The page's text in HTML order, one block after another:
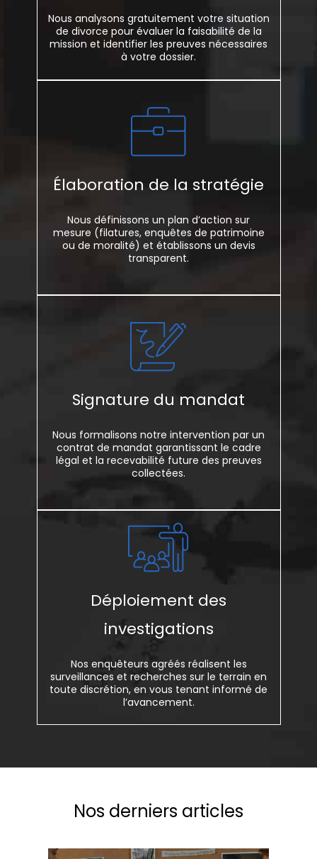
Nous analysons gratuitement votre situation
de divorce pour évaluer la faisabilité de la
mission et identifier les preuves nécessaires
à votre dossier.
Élaboration de la stratégie
Nous définissons un plan d’action sur
mesure (filatures, enquêtes de patrimoine
ou de moralité) et établissons un devis
transparent.
Signature du mandat
Nous formalisons notre intervention par un
contrat de mandat garantissant le cadre
légal et la recevabilité future des preuves
collectées.
Déploiement des
investigations
Nos enquêteurs agréés réalisent les
surveillances et recherches sur le terrain en
toute discrétion, en vous tenant informé de
l’avancement.
Nos derniers articles